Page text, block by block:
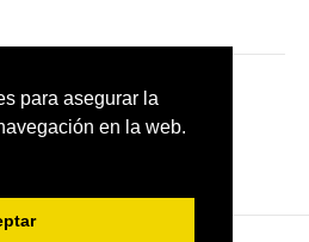
para asegurar la
en la web.
la ventana